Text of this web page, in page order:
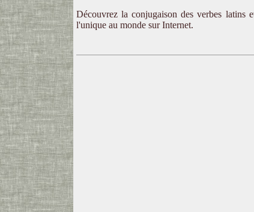
Découvrez la conjugaison des verbes latins
l'unique au monde sur Internet.